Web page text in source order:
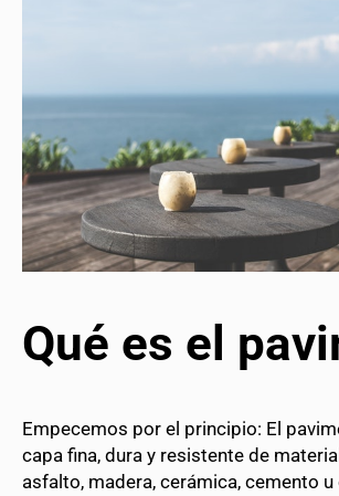
Qué es el
Empecemos por el principio: El
capa fina, dura y resistente de
asfalto, madera, cerámica, cemento